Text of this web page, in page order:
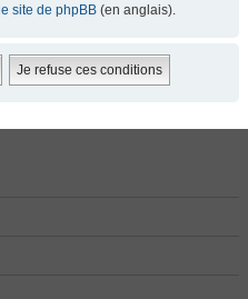
le site de phpBB (en anglais).